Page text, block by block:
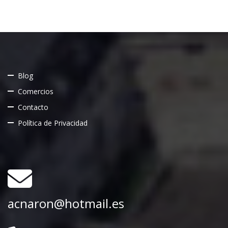
Blog
Comercios
Contacto
Política de Privacidad
acnaron@hotmail.es